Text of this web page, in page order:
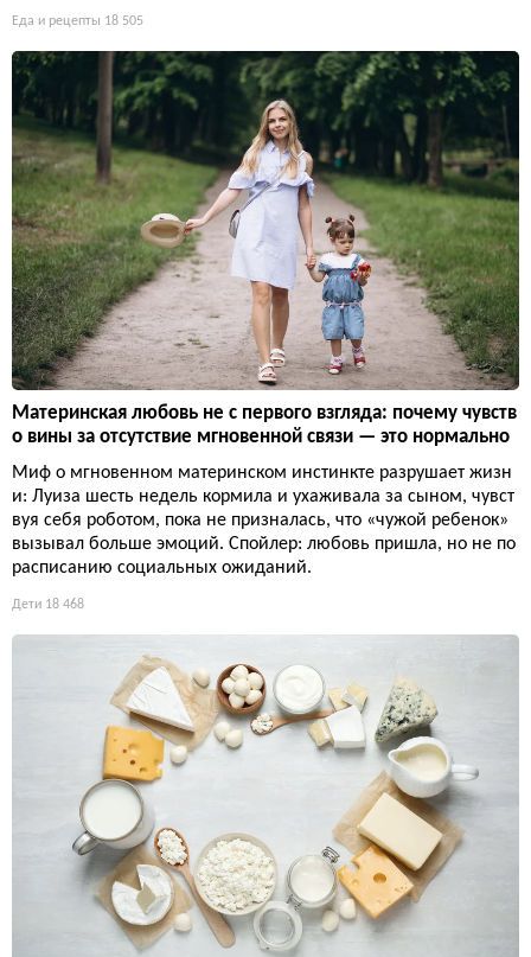
Еда и рецепты 18 505
Материнская любовь не с первого взгляда: почему чувств
о вины за отсутствие мгновенной связи — это нормально
Миф о мгновенном материнском инстинкте разрушает жизн
и: Луиза шесть недель кормила и ухаживала за сыном, чувст
вуя себя роботом, пока не призналась, что «чужой ребенок»
вызывал больше эмоций. Спойлер: любовь пришла, но не по
расписанию социальных ожиданий.
Дети 18 468